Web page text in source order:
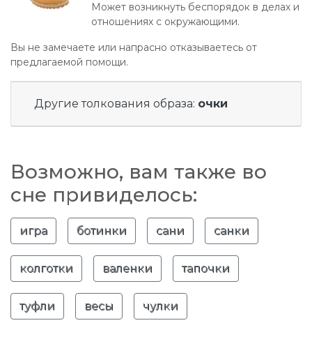
Может возникнуть беспорядок в делах и
отношениях с окружающими.
Вы не замечаете или напрасно отказываетесь от
предлагаемой помощи.
Другие толкования образа: очки
Возможно, вам также во
сне привиделось:
игра ботинки сани санки
колготки валенки тапочки
туфли весы чулки